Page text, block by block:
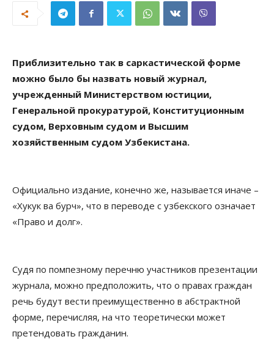
Приблизительно так в саркастической форме
можно было бы назвать новый журнал,
учрежденный Министерством юстиции,
Генеральной прокуратурой, Конституционным
судом, Верховным судом и Высшим
хозяйственным судом Узбекистана.
Официально издание, конечно же, называется иначе –
«Хукук ва бурч», что в переводе с узбекского означает
«Право и долг».
Судя по помпезному перечню участников презентации
журнала, можно предположить, что о правах граждан
речь будут вести преимущественно в абстрактной
форме, перечисляя, на что теоретически может
претендовать гражданин.